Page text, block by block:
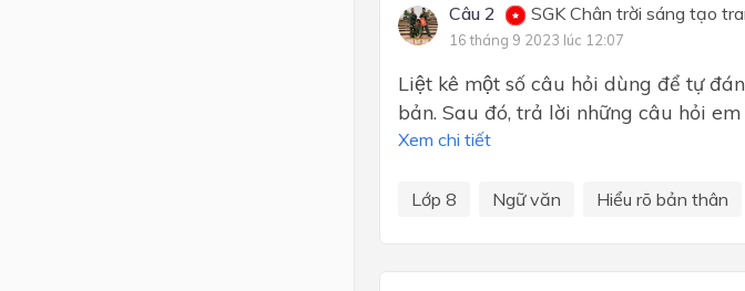
Câu 2 SGK Chân trời sáng tạo
16 tháng 9 2023 lúc 12:07
Liệt kê một số câu hỏi dùng để tự
bản. Sau đó, trả lời những câu hỏi em
Xem chi tiết
Lớp 8 Ngữ văn Hiểu rõ bản thân